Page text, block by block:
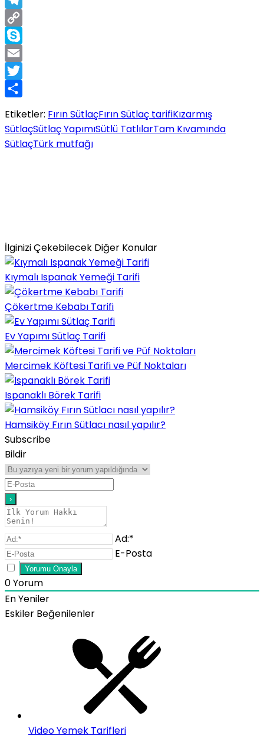
Telegram
Copy
Link
Skype
Email
Twitter
Etiketler: Fırın SütlaçFırın Sütlaç tarifiKızarmış
SütlaçSütlaç YapımıSütlü TatlılarTam Kıvamında
SütlaçTürk mutfağı
İlginizi Çekebilecek Diğer Konular
Kıymalı Ispanak Yemeği Tarifi
Çökertme Kebabı Tarifi
Ev Yapımı Sütlaç Tarifi
Mercimek Köftesi Tarifi ve Püf Noktaları
Ispanaklı Börek Tarifi
Hamsiköy Fırın Sütlacı nasıl yapılır?
Subscribe
Bildir
Ad:*
E-Posta
0Yorum
En Yeniler
Eskiler Beğenilenler
Video Yemek Tarifleri